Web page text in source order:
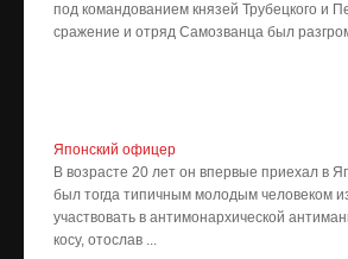
под командованием князей Трубецкого и
сражение и отряд Самозванца был
Японский офицер
В возрасте 20 лет он впервые приехал в
был тогда типичным молодым человеком
участвовать в антимонархической
косу, отослав ...